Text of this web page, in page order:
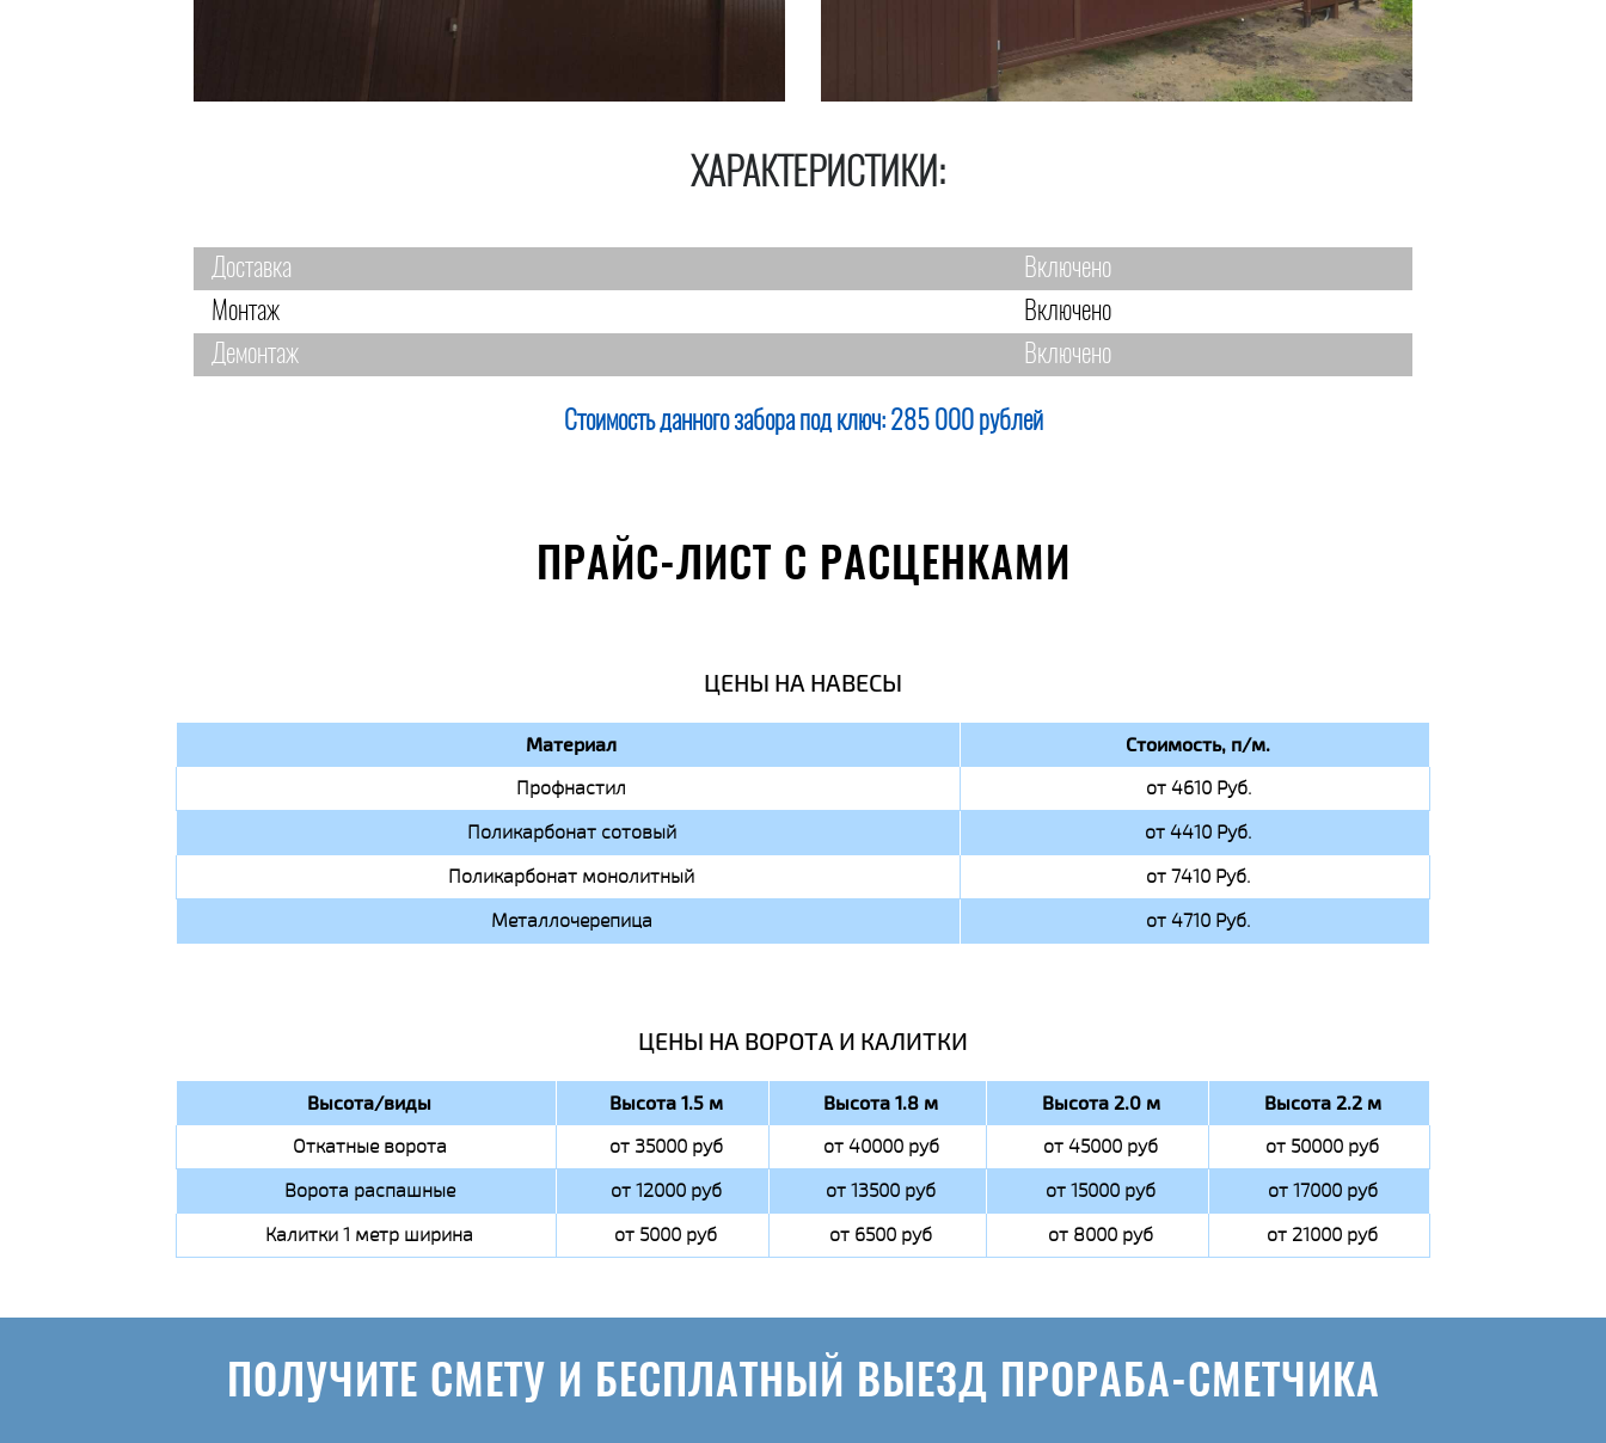
ХАРАКТЕРИСТИКИ:
Доставка
Включено
Монтаж
Включено
Демонтаж
Включено
Стоимость данного забора под ключ: 285 000 рублей
ПРАЙС-ЛИСТ С РАСЦЕНКАМИ
ЦЕНЫ НА НАВЕСЫ
Материал Стоимость, п/м.
Профнастил
от 4610 Руб.
Поликарбонат сотовый
от 4410 Руб.
Поликарбонат монолитный
от 7410 Руб.
Металлочерепица
от 4710 Руб.
ЦЕНЫ НА ВОРОТА И КАЛИТКИ
Высота/виды Высота 1.5 м Высота 1.8 м Высота 2.0 м Высота 2.2 м
Откатные ворота от 35000 руб от 40000 руб от 45000 руб
от 50000 руб
Ворота распашные
от 12000 руб от 13500 руб от 15000 руб
от 17000 руб
Калитки 1 метр ширина
от 5000 руб от 6500 руб от 8000 руб от 21000 руб
ПОЛУЧИТЕ СМЕТУ И БЕСПЛАТНЫЙ ВЫЕЗД ПРОРАБА-СМЕТЧИКА